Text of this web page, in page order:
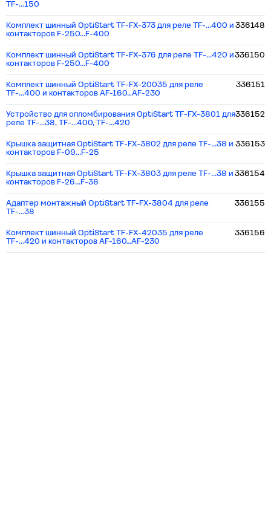
TF-...150
Комплект шинный OptiStart TF-FX-373 для реле TF-...400 и
контакторов F-250...F-400
336148
Комплект шинный OptiStart TF-FX-376 для реле TF-...420 и
контакторов F-250...F-400
336150
Комплект шинный OptiStart TF-FX-20035 для реле
TF-...400 и контакторов AF-160…AF-230
336151
Устройство для опломбирования OptiStart TF-FX-3801 для
реле TF-...38, TF-...400, TF-...420
336152
Крышка защитная OptiStart TF-FX-3802 для реле TF-...38 и
контакторов F-09...F-25
336153
Крышка защитная OptiStart TF-FX-3803 для реле TF-...38 и
контакторов F-26...F-38
336154
Адаптер монтажный OptiStart TF-FX-3804 для реле
TF-...38
336155
Комплект шинный OptiStart TF-FX-42035 для реле
TF-...420 и контакторов AF-160…AF-230
336156